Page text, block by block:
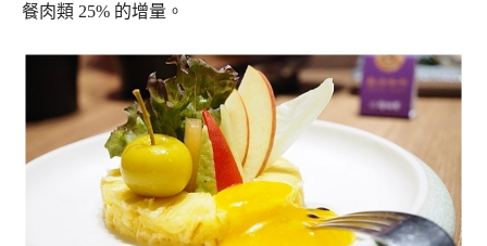
餐肉類 25% 的增量。